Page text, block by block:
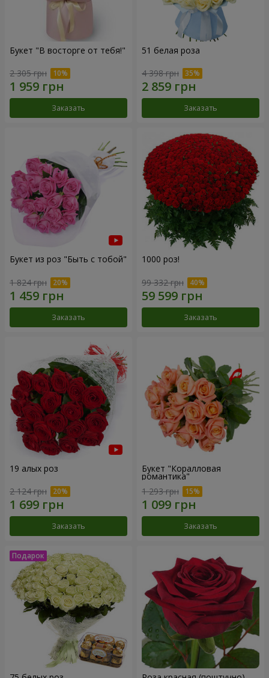
Букет "В восторге от тебя!"
2 305 грн
Заказать
51 белая роза
4 398 грн
Заказать
Букет из роз "Быть с тобой"
1 824 грн
Заказать
1000 роз!
99 332 грн
Заказать
19 алых роз
2 124 грн
Заказать
Букет "Коралловая
романтика"
1 293 грн
Заказать